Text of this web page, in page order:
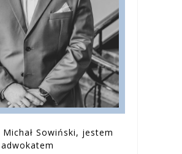
Sowiński, jestem
adwokatem